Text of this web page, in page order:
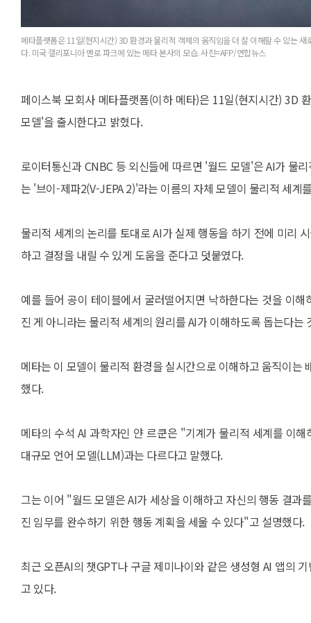
메타플랫폼은 11일(현지시간) 3D 환경과 물리적 객체의 움직임을 더 잘 이해할 수 있는
다. 미국 캘리포니아 멘로 파크에 있는 메타 본사의 모습. 사진=AFP/연합뉴스
페이스북 모회사 메타플랫폼(이하 메타)은 11일(현지시간) 3D
모델'을 출시한다고 밝혔다.
로이터통신과 CNBC 등 외신들에 따르면 '월드 모델'은 AI가 물
는 '브이-제파2(V-JEPA 2)'라는 이름의 자체 모델이 물리적 세계
물리적 세계의 논리를 토대로 AI가 실제 행동을 하기 전에 미리
하고 결정을 내릴 수 있게 도움을 준다고 덧붙였다.
예를 들어 공이 테이블에서 굴러떨어지면 낙하한다는 것을 이
진 게 아니라는 물리적 세계의 원리를 AI가 이해하도록 돕는다는
메타는 이 모델이 물리적 환경을 실시간으로 이해하고 움직이
했다.
메타의 수석 AI 과학자인 얀 르쿤은 "기계가 물리적 세계를 이
대규모 언어 모델(LLM)과는 다르다고 말했다.
그는 이어 "월드 모델은 AI가 세상을 이해하고 자신의 행동 결
진 임무를 완수하기 위한 행동 계획을 세울 수 있다"고 설명했다.
최근 오픈AI의 챗GPT나 구글 제미나이와 같은 생성형 AI 앱의
고 있다.